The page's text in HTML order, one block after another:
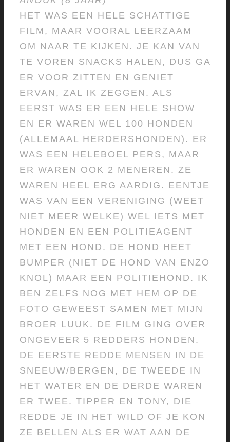
HET WAS EEN HELE SCHATTIGE
FILM, MAAR VOORAL LEERZAAM
OM NAAR TE KIJKEN. JE KAN VAN
TE VOREN SNACKS HALEN, DUS GA
ER VOOR ZITTEN EN GENIET
ERVAN, ZAL IK ZEGGEN. ALS
EERST WAS ER EEN HELE SHOW
EN ER WAREN WEL 100 HONDEN
(ALLEMAAL HERDERSHONDEN). ER
WAS EEN HELEBOEL PERS, MAAR
ER WAREN OOK 2 MENEREN. ZE
WAREN HEEL ERG AARDIG. EENTJE
WAS VAN EEN VERENIGING (WEET
NIET MEER WELKE) WEL IETS MET
HONDEN EN EEN POLITIEAGENT
MET EEN HOND. DE HOND HEET
BUMPER (NIET DE HOND VAN ENZO
KNOL) MAAR EEN POLITIEHOND. IK
BEN ZELFS NOG MET HEM OP DE
FOTO GEWEEST SAMEN MET MIJN
BROER LUUK. DE FILM GING OVER
ONGEVEER 5 REDDERS HONDEN.
DE EERSTE REDDE MENSEN IN DE
SNEEUW/BERGEN, DE TWEEDE IN
HET WATER EN DE DERDE WAREN
ER TWEE. TIPPER EN TONY, DIE
REDDE JE IN HET WILD OF JE KON
ZE BELLEN ALS ER WAT AAN DE